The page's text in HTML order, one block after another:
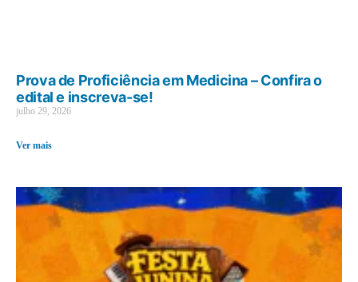
Prova de Proficiência em Medicina – Confira o
edital e inscreva-se!
julho 29, 2026
Ver mais